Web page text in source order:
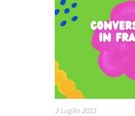
3 Luglio 2023